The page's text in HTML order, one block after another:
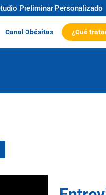
Preliminar Personalizado
Canal Obésitas ¿Qué